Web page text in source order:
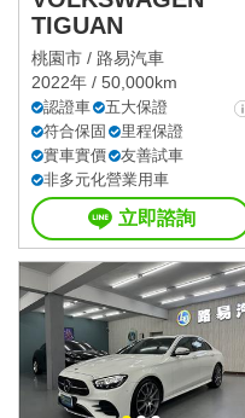
TIGUAN
桃園市 / 路易汽車
2022年 / 50,000km
認證車
五大保證
符合保固
里程保證
實車實價
友善試車
非多元化營業用車
立即諮詢